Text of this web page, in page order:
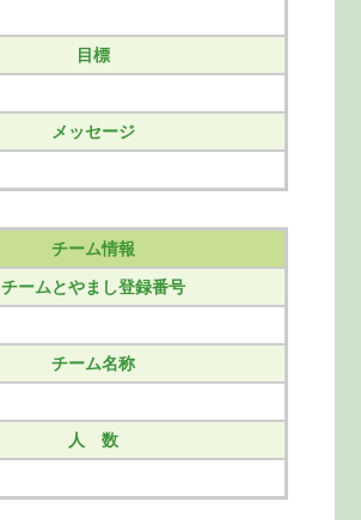
目標
メッセージ
チーム情報
チームとやまし登録番号
チーム名称
人 数